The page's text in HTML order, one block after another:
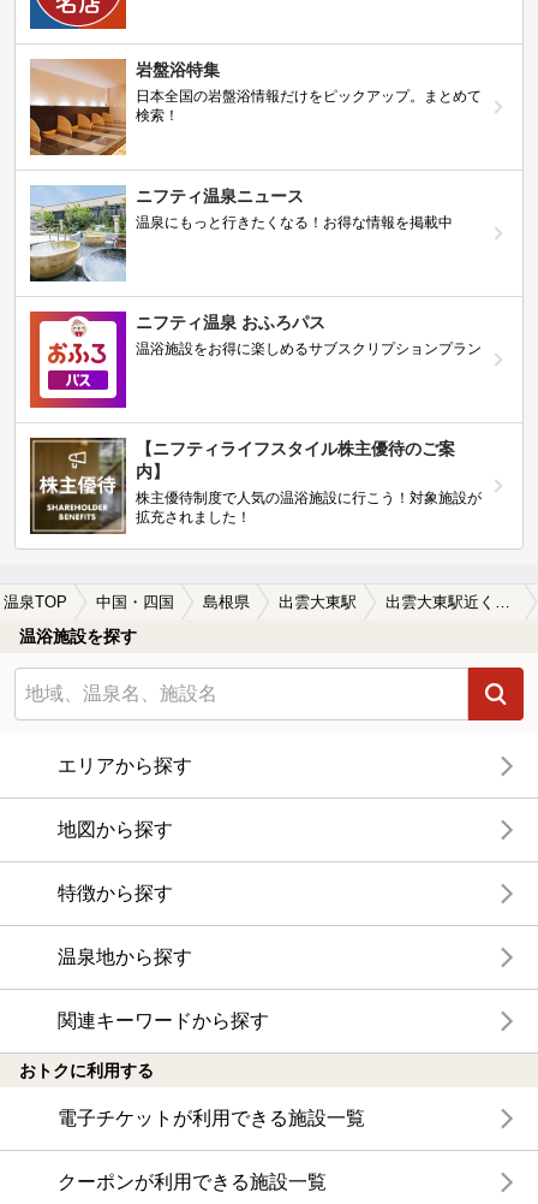
岩盤浴特集
日本全国の岩盤浴情報だけをピックアップ。まとめて
検索！
ニフティ温泉ニュース
温泉にもっと行きたくなる！お得な情報を掲載中
ニフティ温泉 おふろパス
温浴施設をお得に楽しめるサブスクリプションプラン
【ニフティライフスタイル株主優待のご案
内】
株主優待制度で人気の温浴施設に行こう！対象施設が
拡充されました！
温泉TOP 中国・四国 島根県 出雲大東駅 出雲大東駅近くの温泉宿・温泉旅館・ホテルおすすめ(2026年版)
温浴施設を探す
エリアから探す
地図から探す
特徴から探す
温泉地から探す
関連キーワードから探す
おトクに利用する
電子チケットが利用できる施設一覧
クーポンが利用できる施設一覧